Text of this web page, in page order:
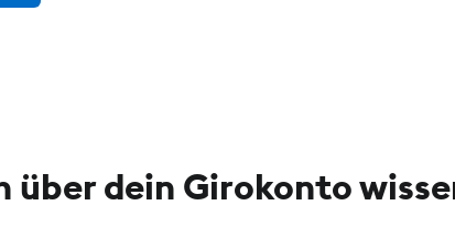
über dein Girokonto